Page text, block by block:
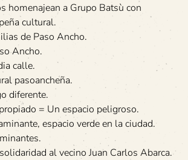
homenajean a Grupo Batsù con
cultural.
de Paso Ancho.
Ancho.
calle.
pasoancheña.
diferente.
= Un espacio peligroso.
espacio verde en la ciudad.
al vecino Juan Carlos Abarca.